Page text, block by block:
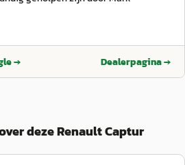
→ Dealerpagina →
deze Renault Captur